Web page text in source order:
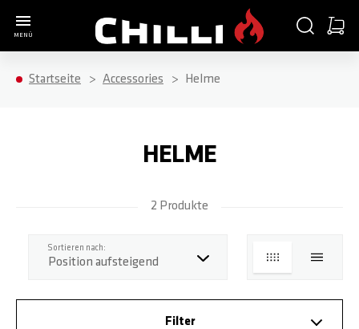
MENÜ
SUCHE
Startseite Accessories Helme
HELME
2 Produkte
Sortieren nach:
LISTE LISTE
Filter